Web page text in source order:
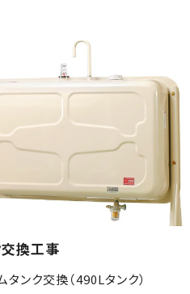
換工事
ンク交換（490Lタンク）